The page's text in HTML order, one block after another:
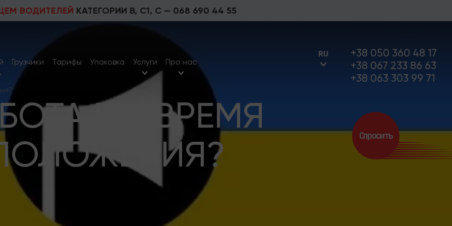
ВОДИТЕЛЕЙ КАТЕГОРИИ В, С1, С — 068 690 44 55
Грузчики Тарифы Упаковка Услуги Про нас
RU
+38 050 360 48 17
+38 067 233 86 63
+38 063 303 99 71
Спросить
ВО ВРЕМЯ